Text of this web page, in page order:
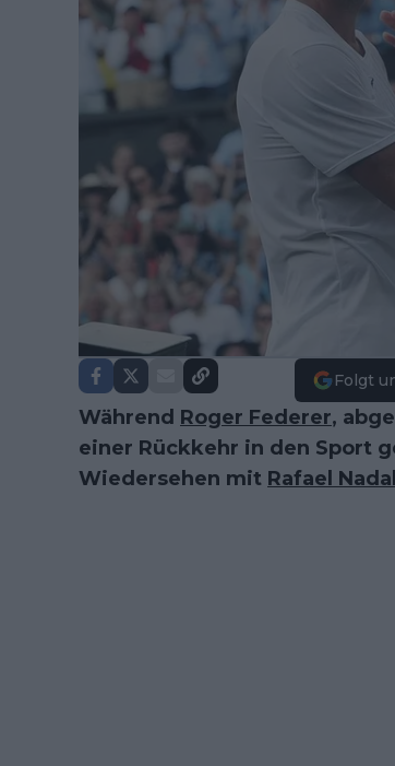
Folgt
Während Roger Federer,
einer Rückkehr in den Sport
Wiedersehen mit Rafael Nadal